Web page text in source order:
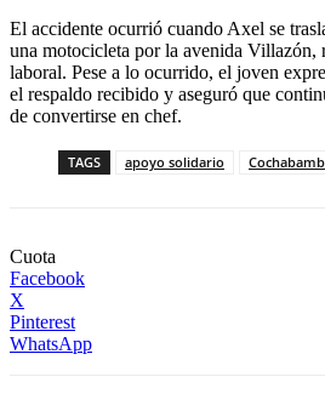
El accidente ocurrió cuando Axel se
una motocicleta por la avenida Villazón,
laboral. Pese a lo ocurrido, el joven
el respaldo recibido y aseguró que
de convertirse en chef.
TAGS apoyo solidario
Cuota
Facebook
X
Pinterest
WhatsApp